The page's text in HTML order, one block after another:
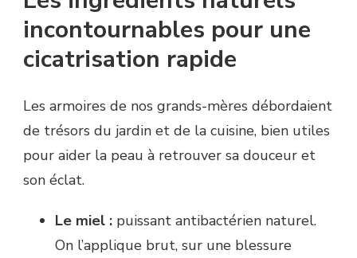
incontournables pour une
cicatrisation rapide
Les armoires de nos grands-mères débordaient
de trésors du jardin et de la cuisine, bien utiles
pour aider la peau à retrouver sa douceur et
son éclat.
Le miel : puissant antibactérien naturel.
On l’applique brut, sur une blessure